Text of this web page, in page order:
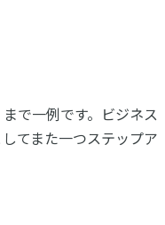
で一例です。ビジネス
てまた一つステップア